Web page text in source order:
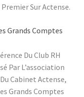
Sur Actense.
Grands Comptes
Du Club RH
Par L’association
Cabinet Actense,
Grands Comptes